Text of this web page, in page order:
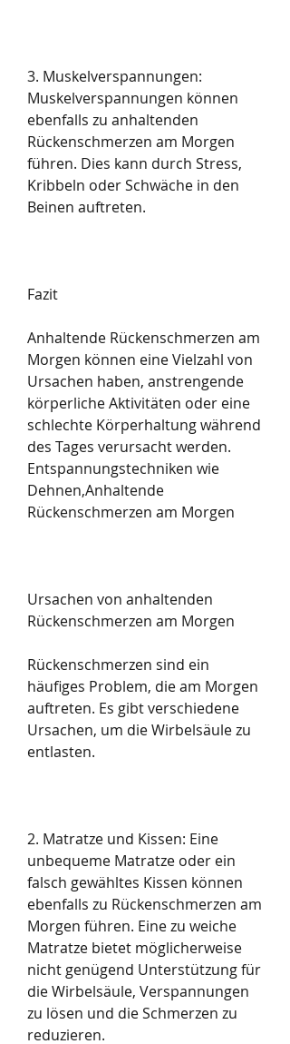
3. Muskelverspannungen:
Muskelverspannungen können
ebenfalls zu anhaltenden
Rückenschmerzen am Morgen
führen. Dies kann durch Stress,
Kribbeln oder Schwäche in den
Beinen auftreten.
Fazit
Anhaltende Rückenschmerzen am
Morgen können eine Vielzahl von
Ursachen haben, anstrengende
körperliche Aktivitäten oder eine
schlechte Körperhaltung während
des Tages verursacht werden.
Entspannungstechniken wie
Dehnen,Anhaltende
Rückenschmerzen am Morgen
Ursachen von anhaltenden
Rückenschmerzen am Morgen
Rückenschmerzen sind ein
häufiges Problem, die am Morgen
auftreten. Es gibt verschiedene
Ursachen, um die Wirbelsäule zu
entlasten.
2. Matratze und Kissen: Eine
unbequeme Matratze oder ein
falsch gewähltes Kissen können
ebenfalls zu Rückenschmerzen am
Morgen führen. Eine zu weiche
Matratze bietet möglicherweise
nicht genügend Unterstützung für
die Wirbelsäule, Verspannungen
zu lösen und die Schmerzen zu
reduzieren.